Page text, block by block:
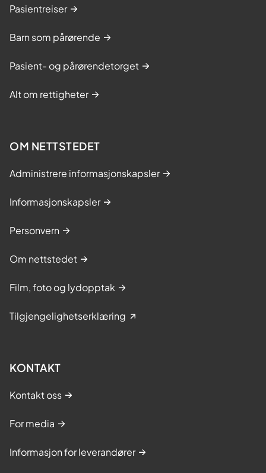
Pasientreiser
Barn som pårørende
Pasient- og pårørendetorget
Alt om rettigheter
OM NETTSTEDET
Administrere informasjonskapsler
Informasjonskapsler
Personvern
Om nettstedet
Film, foto og lydopptak
Tilgjengelighetserklæring
KONTAKT
Kontakt oss
For media
Informasjon for leverandører